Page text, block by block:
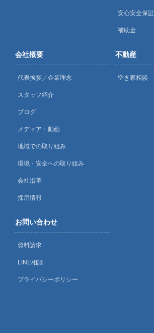
安心安全保証
補助金
会社概要
代表挨拶／企業理念
スタッフ紹介
ブログ
メディア・動画
地域での取り組み
環境・安全への取り組み
会社沿革
採用情報
不動産
空き家相談
お問い合わせ
資料請求
LINE相談
プライバシーポリシー